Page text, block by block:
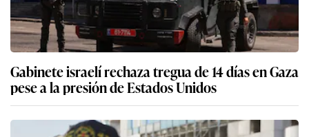
Gabinete israelí rechaza tregua de 14 días en Gaza
pese a la presión de Estados Unidos